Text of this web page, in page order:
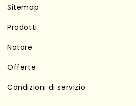
Sitemap
Prodotti
Notare
Offerte
Condizioni di servizio